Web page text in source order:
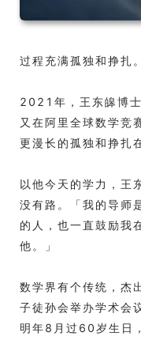
过程充满孤独和挣扎。
2021年，王东皞博
又在阿里全球数学竞
更漫长的孤独和挣扎
以他今天的学力，王
没有路。「我的导师
的人，也一直鼓励我
他。」
数学界有个传统，杰
子徒孙会举办学术会
明年8月过60岁生日